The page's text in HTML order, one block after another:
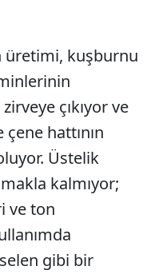
üretimi, kuşburnu
çıkıyor ve
hattının
Üstelik
kalmıyor;
ve ton
gibi bir